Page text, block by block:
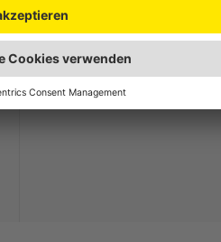
Beeinträchtigte Sicht
außen